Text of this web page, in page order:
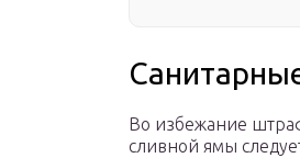
Во избежание
сливной ямы